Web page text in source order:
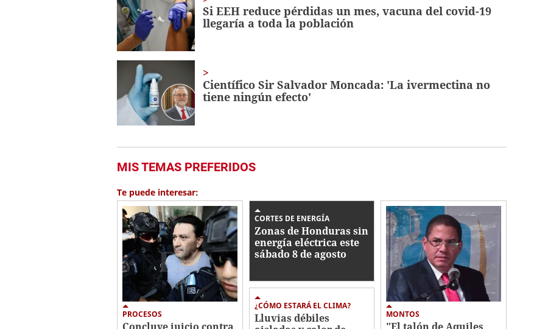
Si EEH reduce pérdidas un mes, vacuna del covid-19
llegaría a toda la población
Científico Sir Salvador Moncada: 'La ivermectina no
tiene ningún efecto'
MIS TEMAS PREFERIDOS
Te puede interesar:
PROCESOS
CORTES DE ENERGÍA
Zonas de Honduras sin
energía eléctrica este
sábado 8 de agosto
¿CÓMO ESTARÁ EL CLIMA?
Lluvias débiles
MONTOS